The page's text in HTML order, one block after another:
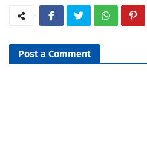
Post a Comment